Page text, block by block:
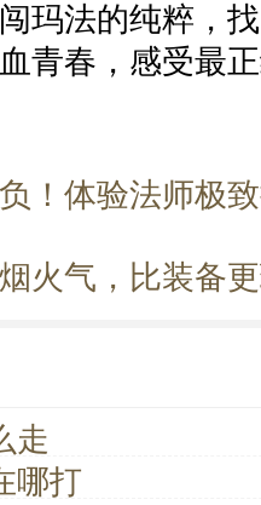
玛法的纯粹，
青春，感受最
！体验法师极
火气，比装备
走
哪打